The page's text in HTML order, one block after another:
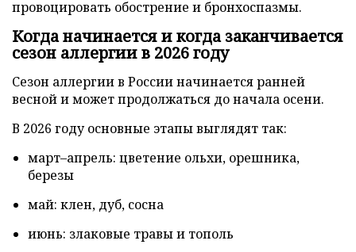
провоцировать обострение и бронхоспазмы.
Когда начинается и когда заканчивается
сезон аллергии в 2026 году
Сезон аллергии в России начинается ранней
весной и может продолжаться до начала осени.
В 2026 году основные этапы выглядят так:
март–апрель: цветение ольхи, орешника,
березы
май: клен, дуб, сосна
июнь: злаковые травы и тополь